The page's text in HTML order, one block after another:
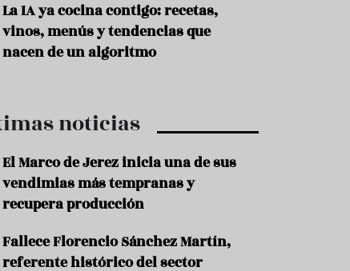
c
i
i
La IA ya cocina contigo: recetas,
vinos, menús y tendencias que
nacen de un algoritmo
noticias
El Marco de Jerez inicia una de sus
vendimias más tempranas y
recupera producción
Fallece Florencio Sánchez Martín,
referente histórico del sector